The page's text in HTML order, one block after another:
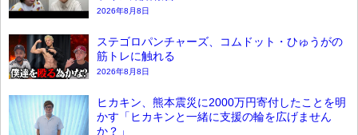
2026年8月8日
ステゴロパンチャーズ、コムドット・ひゅうがの
筋トレに触れる
2026年8月8日
ヒカキン、熊本震災に2000万円寄付したことを明
かす「ヒカキンと一緒に支援の輪を広げません
か？」